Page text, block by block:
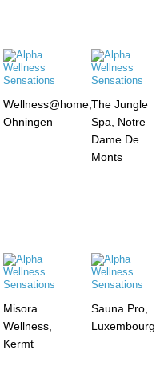
Wellness@home,
Ohningen
The Jungle
Spa, Notre
Dame De
Monts
Misora
Wellness,
Kermt
Sauna Pro,
Luxembourg